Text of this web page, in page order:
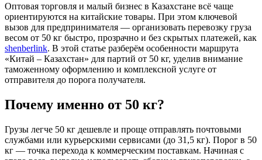
Оптовая торговля и малый бизнес в Казахстане всё чаще
ориентируются на китайские товары. При этом ключевой
вызов для предпринимателя — организовать перевозку груза
весом от 50 кг быстро, прозрачно и без скрытых платежей, как
shenberlink. В этой статье разберём особенности маршрута
«Китай – Казахстан» для партий от 50 кг, уделив внимание
таможенному оформлению и комплексной услуге от
отправителя до порога получателя.
Почему именно от 50 кг?
Грузы легче 50 кг дешевле и проще отправлять почтовыми
службами или курьерскими сервисами (до 31,5 кг). Порог в 50
кг — точка перехода к коммерческим поставкам. Начиная с